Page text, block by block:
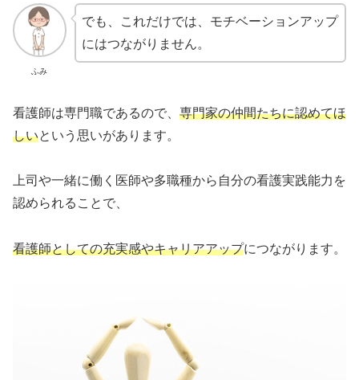
ふみ
でも、これだけでは、モチベーションアップ
にはつながりません。
看護師は専門職であるので、 専門家の仲間たちに認めてほ
しいという思いがあります。
上司や一緒に働く医師や多職種から自分の看護実践能力を
認められることで、
看護師としての充実感やキャリアアップにつながります。